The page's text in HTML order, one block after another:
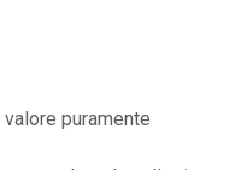
puramente